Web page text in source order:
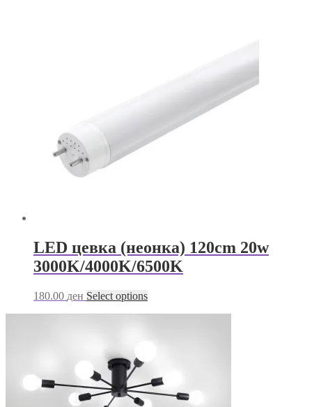
options
may
chosen
LED цевка (неонка) 120cm 20w
3000K/4000K/6500K
180.00 ден Select optionsThis
may
be